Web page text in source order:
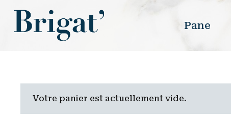
Pane
Votre panier est actuellement vide.